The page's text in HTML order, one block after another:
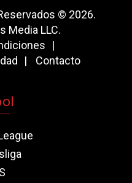
© 2026.
Media LLC.
Contacto